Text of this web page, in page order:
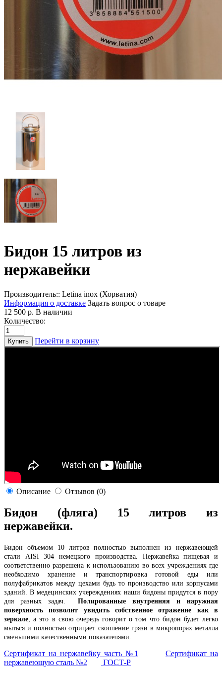
Бидон 15 литров из
нержавейки
Производитель:: Letina inox (Хорватия)
Информация о доставке Задать вопрос о товаре
12 500 р. В наличии
Количество:
Купить Перейти в корзину
Описание Отзывов (0)
Бидон (фляга) 15 литров из
нержавейки.
Бидон объемом 10 литров полностью выполнен из нержавеющей
стали AISI 304 немецкого производства. Нержавейка пищевая и
соответственно разрешена к использованию во всех учреждениях где
необходимо хранение и транспортировка готовой еды или
полуфабрикатов между цехами будь то производство или корпусами
зданий. В медецинских учереждениях наши бидоны придутся в пору
для разных задач.
Полированные внутренняя и наружная
поверхность позволит увидить собственное отражение как в
зеркале , а это в свою очередь говорит о том что бидон будет легко
мыться и полностью отрицает скопление грязи в микропорах металла
сменьшими качественными показателями.
Сертификат на нержавейку часть №1
Сертификат на
нержавеющую сталь №2
ГОСТ-Р